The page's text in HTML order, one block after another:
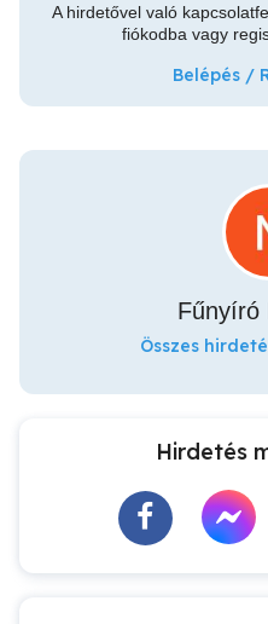
A hirdetővel való
fiókodba vagy
Belépés /
Fűnyíró
Összes
Hirdetés